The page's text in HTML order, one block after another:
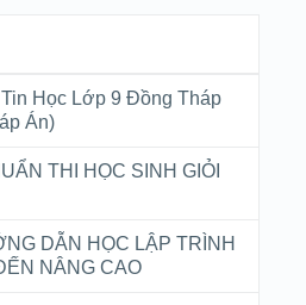
Học Lớp 9 Đồng Tháp
Án)
THI HỌC SINH GIỎI
DẪN HỌC LẬP TRÌNH
NÂNG CAO